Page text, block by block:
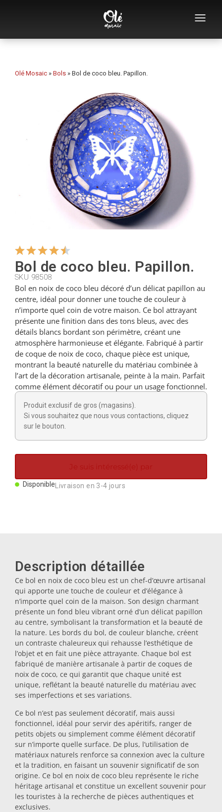
Qui sommes-nous
Souvenirs par catégorie
Ouvre-bouteilles
Tasses
Bols
Cendriers
Cintres
Coupeurs
Petites cuillères
Louches
Dés à coudre
Figurines
Aimants
Porte-clés
Sous-verres
Bouchons
Huiliers
Dessous-de-plat
Verres
Verres à shot
Olé Mosaic » Bols » Bol de coco bleu. Papillon.
Bol de coco bleu. Papillon.
SKU 98508
Bol en noix de coco bleu décoré d’un délicat papillon au
centre, idéal pour donner une touche de couleur à
n’importe quel coin de votre maison. Ce bol attrayant
présente une finition dans des tons bleus, avec des
détails blancs bordant son périmètre, créant une
atmosphère harmonieuse et élégante. Fabriqué à partir
de coque de noix de coco, chaque pièce est unique,
montrant la beauté naturelle du matériau combinée à
l’art de la décoration artisanale, peinte à la main. Parfait
comme élément décoratif ou pour un usage fonctionnel.
Produit exclusif de gros (magasins).
Si vous souhaitez que nous vous contactions, cliquez
sur le bouton.
Je suis intéressé(e) par
DisponibleLivraison en 3-4 jours
Description détaillée
Ce bol en noix de coco bleu est un chef-d’œuvre artisanal
qui apporte une touche de couleur et d’élégance à
n’importe quel coin de la maison. Son design charmant
présente un fond bleu vibrant orné d’un délicat papillon
au centre, symbolisant la transformation et la beauté de
la nature. Les bords du bol, de couleur blanche, créent
un contraste chaleureux qui rehausse l’esthétique de
l’objet et en fait une pièce attrayante. Chaque bol est
fabriqué de manière artisanale à partir de coques de
noix de coco, ce qui garantit que chaque unité est
unique, reflétant la beauté naturelle du matériau avec
ses imperfections et ses variations.
Ce bol n’est pas seulement décoratif, mais aussi
fonctionnel, idéal pour servir des apéritifs, ranger de
petits objets ou simplement comme élément décoratif
sur n’importe quelle surface. De plus, l’utilisation de
matériaux naturels renforce sa connexion avec la culture
et la tradition, en faisant un souvenir significatif de son
origine. Ce bol en noix de coco bleu représente le riche
héritage artisanal et constitue un excellent souvenir pour
les touristes à la recherche de pièces authentiques et
exclusives.